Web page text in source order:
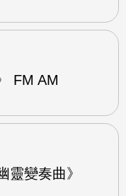
FM AM
靈變奏曲》